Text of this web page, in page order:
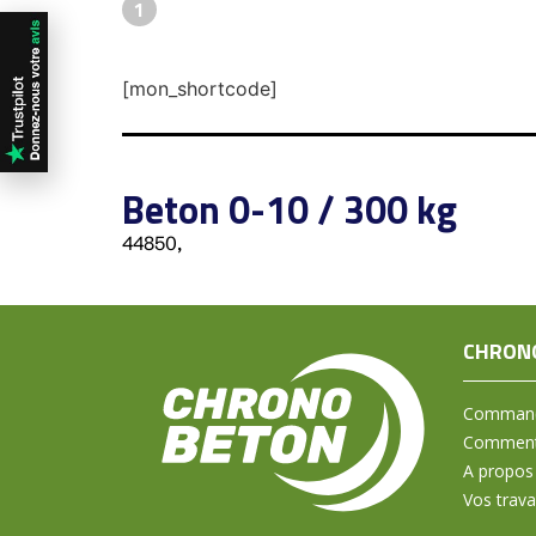
1
[mon_shortcode]
Beton 0-10 / 300 kg
44850,
A propos
Vos